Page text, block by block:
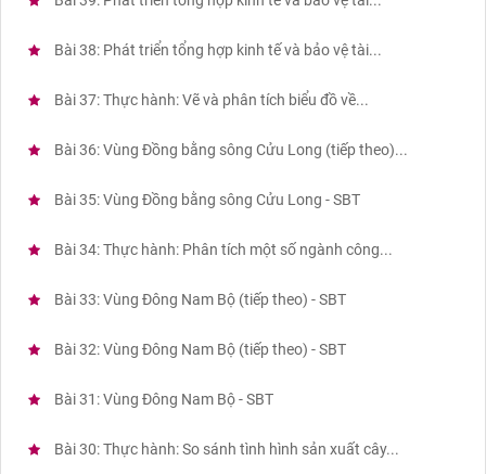
Bài 38: Phát triển tổng hợp kinh tế và bảo vệ tài...
Bài 37: Thực hành: Vẽ và phân tích biểu đồ về...
Bài 36: Vùng Đồng bằng sông Cửu Long (tiếp theo)...
Bài 35: Vùng Đồng bằng sông Cửu Long - SBT
Bài 34: Thực hành: Phân tích một số ngành công...
Bài 33: Vùng Đông Nam Bộ (tiếp theo) - SBT
Bài 32: Vùng Đông Nam Bộ (tiếp theo) - SBT
Bài 31: Vùng Đông Nam Bộ - SBT
Bài 30: Thực hành: So sánh tình hình sản xuất cây...